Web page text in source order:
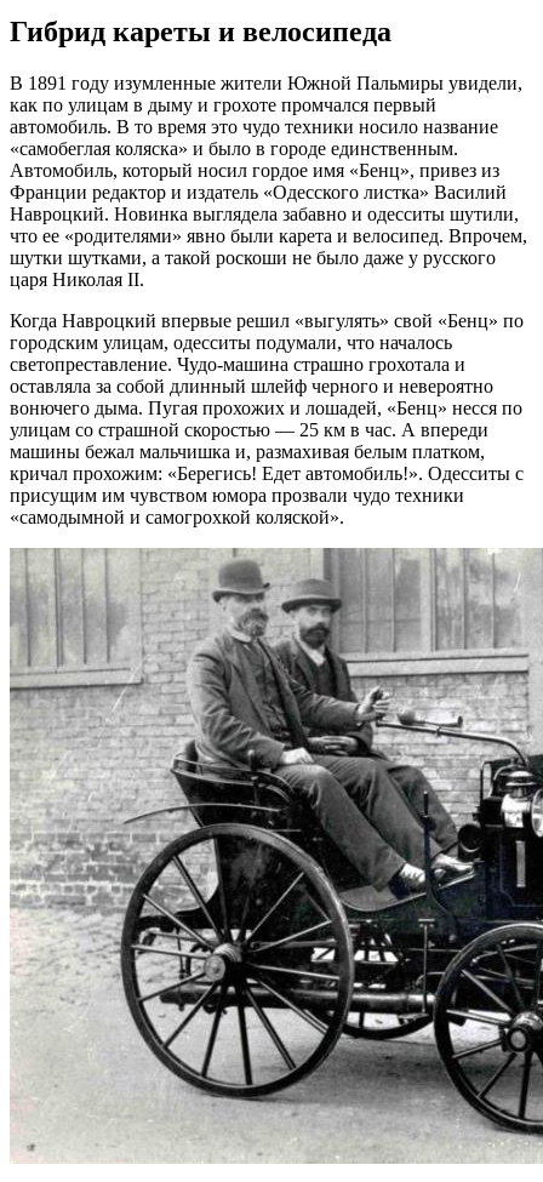
Гибрид кареты и велосипеда
В 1891 году изумленные жители Южной Пальмиры увидели,
как по улицам в дыму и грохоте промчался первый
автомобиль. В то время это чудо техники носило название
«самобеглая коляска» и было в городе единственным.
Автомобиль, который носил гордое имя «Бенц», привез из
Франции редактор и издатель «Одесского листка» Василий
Навроцкий. Новинка выглядела забавно и одесситы шутили,
что ее «родителями» явно были карета и велосипед. Впрочем,
шутки шутками, а такой роскоши не было даже у русского
царя Николая II.
Когда Навроцкий впервые решил «выгулять» свой «Бенц» по
городским улицам, одесситы подумали, что началось
светопреставление. Чудо-машина страшно грохотала и
оставляла за собой длинный шлейф черного и невероятно
вонючего дыма. Пугая прохожих и лошадей, «Бенц» несся по
улицам со страшной скоростью — 25 км в час. А впереди
машины бежал мальчишка и, размахивая белым платком,
кричал прохожим: «Берегись! Едет автомобиль!». Одесситы с
присущим им чувством юмора прозвали чудо техники
«самодымной и самогрохкой коляской».